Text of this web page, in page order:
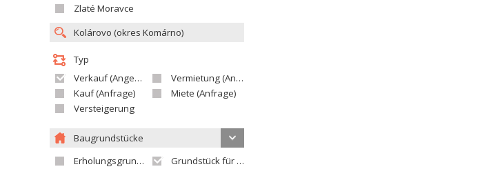
Zlaté Moravce
Typ
Verkauf (Angebot)
Vermietung (Angebot)
Kauf (Anfrage)
Miete (Anfrage)
Versteigerung
Baugrundstücke
Erholungsgrundstück
Grundstück für Einfamilienhäuser